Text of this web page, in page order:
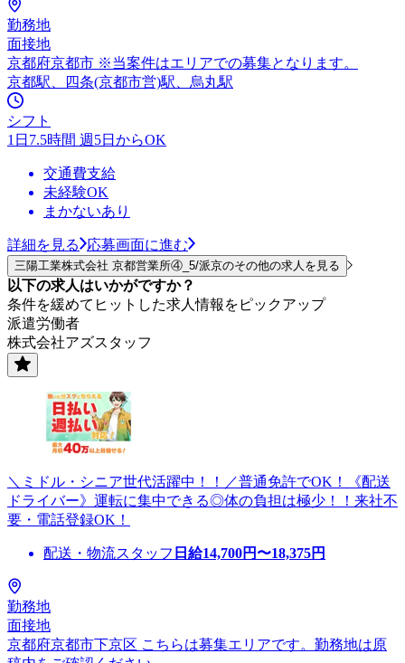
勤務地
面接地
京都府京都市 ※当案件はエリアでの募集となります。
京都駅、四条(京都市営)駅、烏丸駅
シフト
1日7.5時間 週5日からOK
交通費支給
未経験OK
まかないあり
詳細を見る 応募画面に進む
三陽工業株式会社 京都営業所④_5/派京のその他の求人を見る
以下の求人はいかがですか？
条件を緩めてヒットした求人情報をピックアップ
派遣労働者
株式会社アズスタッフ
＼ミドル・シニア世代活躍中！！／普通免許でOK！《配送
ドライバー》運転に集中できる◎体の負担は極少！！来社不
要・電話登録OK！
配送・物流スタッフ 日給14,700円〜18,375円
勤務地
面接地
京都府京都市下京区 こちらは募集エリアです。勤務地は原